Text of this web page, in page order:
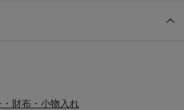
・財布・小物入れ